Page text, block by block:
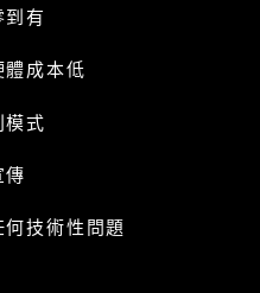
有
成本低
模式
傳
技術性問題